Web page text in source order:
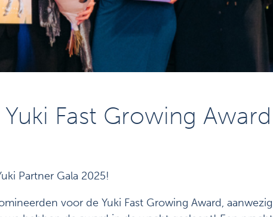
Fast Growing Award
Partner Gala 2025!
voor de Yuki Fast Growing Award,